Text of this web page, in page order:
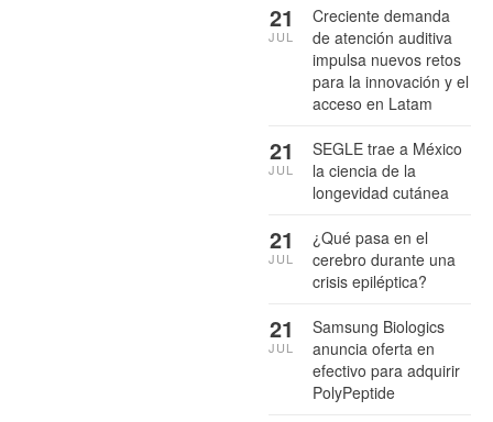
Creciente demanda
de atención auditiva
impulsa nuevos retos
para la innovación y el
acceso en Latam
21
JUL
SEGLE trae a México
la ciencia de la
longevidad cutánea
21
JUL
¿Qué pasa en el
cerebro durante una
crisis epiléptica?
21
JUL
Samsung Biologics
anuncia oferta en
efectivo para adquirir
PolyPeptide
21
JUL